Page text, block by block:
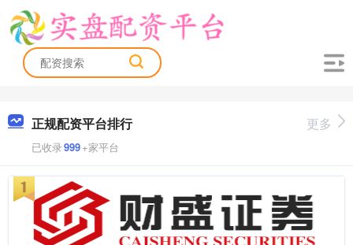
正规配资平台排行
已收录999+家平台
更多